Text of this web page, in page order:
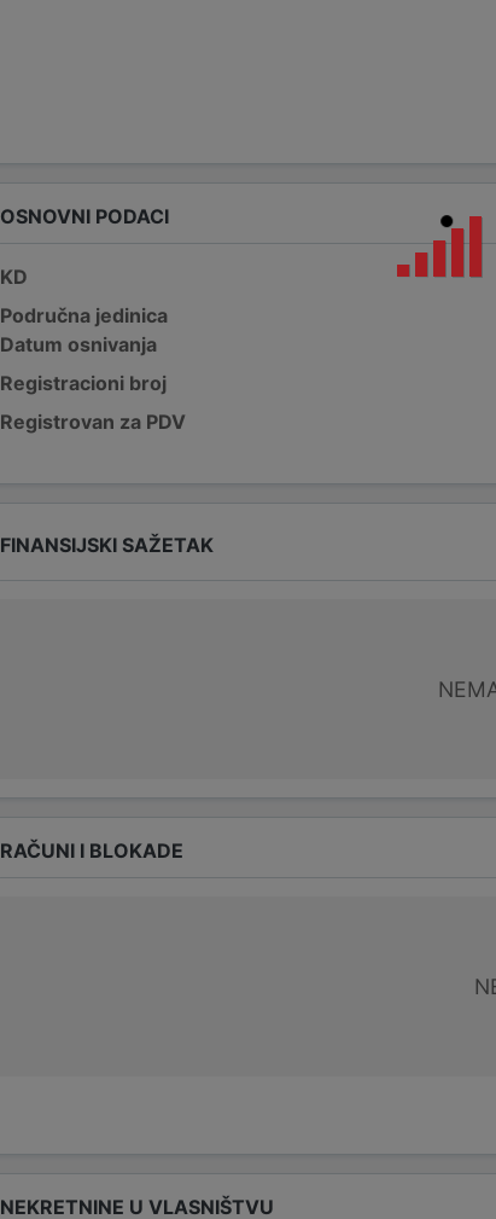
OSNOVNI PODACI
KD
Područna jedinica
Datum osnivanja
Registracioni broj
Registrovan za PDV
FINANSIJSKI SAŽETAK
RAČUNI I BLOKADE
NEKRETNINE U VLASNIŠTVU